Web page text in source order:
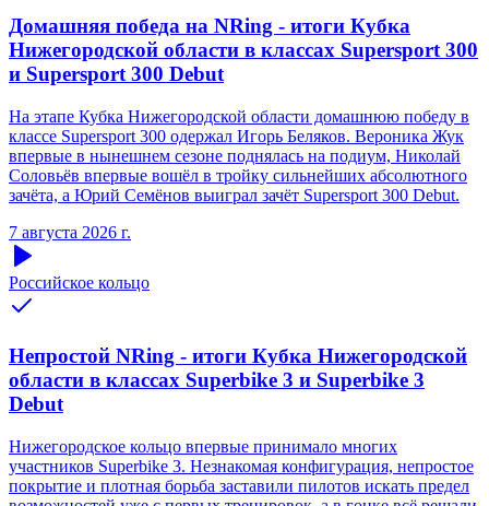
Домашняя победа на NRing - итоги Кубка
Нижегородской области в классах Supersport 300
и Supersport 300 Debut
На этапе Кубка Нижегородской области домашнюю победу в
классе Supersport 300 одержал Игорь Беляков. Вероника Жук
впервые в нынешнем сезоне поднялась на подиум, Николай
Соловьёв впервые вошёл в тройку сильнейших абсолютного
зачёта, а Юрий Семёнов выиграл зачёт Supersport 300 Debut.
7 августа 2026 г.
Российское кольцо
Непростой NRing - итоги Кубка Нижегородской
области в классах Superbike 3 и Superbike 3
Debut
Нижегородское кольцо впервые принимало многих
участников Superbike 3. Незнакомая конфигурация, непростое
покрытие и плотная борьба заставили пилотов искать предел